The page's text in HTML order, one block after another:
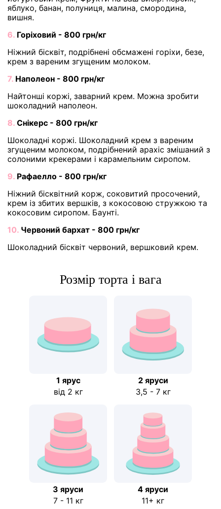
яблуко, банан, полуниця, малина, смородина,
вишня.
6. Горіховий - 800 грн/кг
Ніжний бісквіт, подрібнені обсмажені горіхи, безе,
крем з вареним згущеним молоком.
7. Наполеон - 800 грн/кг
Найтонші коржі, заварний крем. Можна зробити
шоколадний наполеон.
8. Снікерс - 800 грн/кг
Шоколадні коржі. Шоколадний крем з вареним
згущеним молоком, подрібнений арахіс змішаний з
солоними крекерами і карамельним сиропом.
9. Рафаелло - 800 грн/кг
Ніжний бісквітний корж, соковитий просочений,
крем із збитих вершків, з кокосовою стружкою та
кокосовим сиропом. Баунті.
10. Червоний бархат - 800 грн/кг
Шоколадний бісквіт червоний, вершковий крем.
Розмір торта і вага
1 ярус
від 2 кг
2 яруси
3,5 - 7 кг
3 яруси
7 - 11 кг
4 яруси
11+ кг